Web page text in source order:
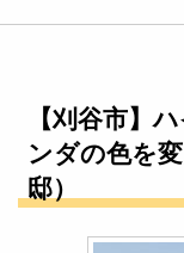
【刈谷市】
ンダの色を
邸）